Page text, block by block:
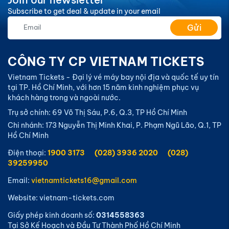
cao”, hãng hàng không Vietnam Airlines nổi bật và
gây ấn tượng với đội ngũ tiếp viên chuyên nghiệp
trong hình ảnh tà áo dài truyền thống, không kém phần
năng động tươi trẻ đầy nhiệt huyết.
Subscribe to get deal & update in your email
Gửi
CÔNG TY CP VIETNAM TICKETS
Vietnam Tickets - Đại lý vé máy bay nội địa và quốc tế uy tín
tại TP. Hồ Chí Minh, với hơn 15 năm kinh nghiệm phục vụ
khách hàng trong và ngoài nước.
Trụ sở chính: 69 Võ Thị Sáu, P.6, Q.3, TP Hồ Chí Minh
Chi nhánh: 173 Nguyễn Thị Minh Khai, P. Phạm Ngũ Lão, Q.1, TP
Hồ Chí Minh
Điện thoại: 1900 3173 (028) 3936 2020
(028)
39259950
Email: vietnamtickets16@gmail.com
Website: vietnam-tickets.com
Giấy phép kinh doanh số: 0314558363
Tại Sở Kế Hoạch và Đầu Tư Thành Phố Hồ Chí Minh